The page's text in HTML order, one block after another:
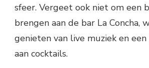
sfeer. Vergeet ook niet om een
brengen aan de bar La Concha,
genieten van live muziek en
aan cocktails.